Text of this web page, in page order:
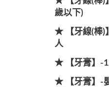
歲以下)
★ 【牙線(棒)
人
★ 【牙膏】-
★ 【牙膏】-